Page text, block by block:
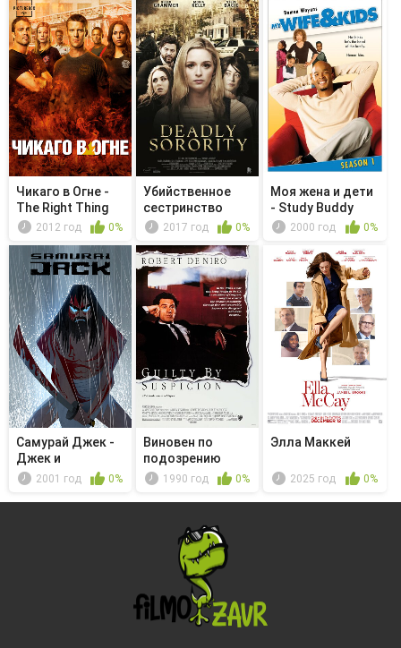
Чикаго в Огне -
The Right Thing
2012 год 0%
Убийственное
сестринство
2017 год 0%
Моя жена и дети
- Study Buddy
2000 год 0%
Самурай Джек -
Джек и
шотландец:
2001 год 0%
Виновен по
подозрению
1990 год 0%
Элла Маккей
2025 год 0%